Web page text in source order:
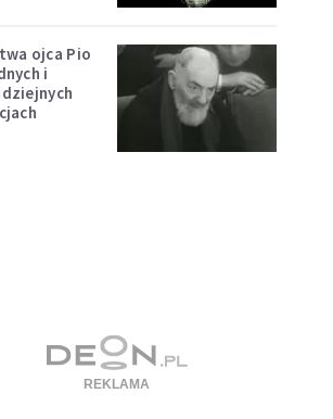
ojca Pio
i